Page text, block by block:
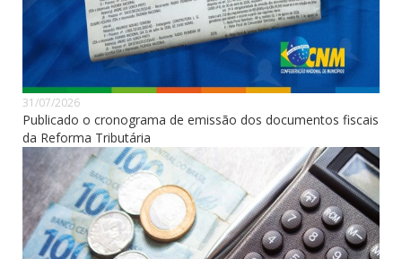
31/07/2026
Publicado o cronograma de emissão dos documentos fiscais
da Reforma Tributária